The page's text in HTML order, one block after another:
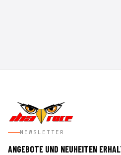
NEWSLETTER
ANGEBOTE UND NEUHEITEN